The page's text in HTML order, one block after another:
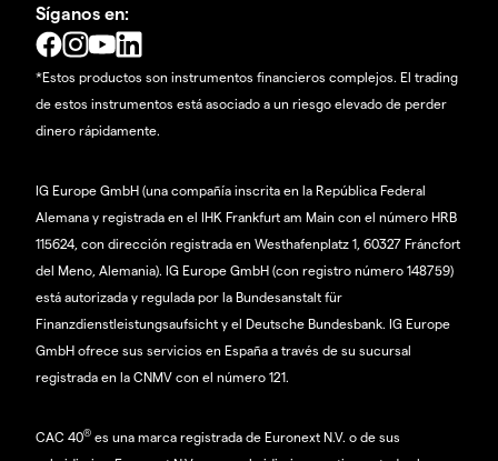
Síganos en:
*Estos productos son instrumentos financieros complejos. El trading
de estos instrumentos está asociado a un riesgo elevado de perder
dinero rápidamente.
IG Europe GmbH (una compañía inscrita en la República Federal
Alemana y registrada en el IHK Frankfurt am Main con el número HRB
115624, con dirección registrada en Westhafenplatz 1, 60327 Fráncfort
del Meno, Alemania). IG Europe GmbH (con registro número 148759)
está autorizada y regulada por la Bundesanstalt für
Finanzdienstleistungsaufsicht y el Deutsche Bundesbank. IG Europe
GmbH ofrece sus servicios en España a través de su sucursal
registrada en la CNMV con el número 121.
CAC 40® es una marca registrada de Euronext N.V. o de sus